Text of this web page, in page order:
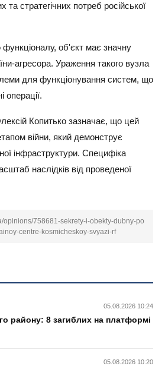
та стратегічних потреб російської
функціоналу, об'єкт має значну
агресора. Ураження такого вузла
для функціонування систем, що
операції.
Копитько зазначає, що цей
війни, який демонструє
інфраструктури. Специфіка
наслідків від проведеної
opinions/758681-sekrety-i-obekty-dubny-po
centre-kosmicheskoy-svyazi-rf
05.08.2026 10:24
району: 8 загиблих на платформі
05.08.2026 10:20